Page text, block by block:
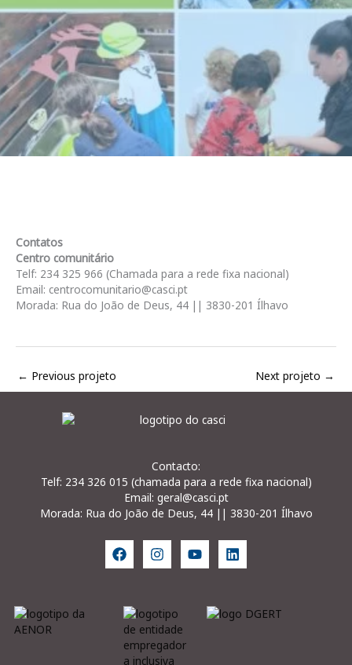
Contatos
Centro comunitário
Telf: 234 325 966 (Chamada para a rede fixa nacional)
Email: centrocomunitario@casci.pt
Morada: Rua do João de Deus, 44 || 3830-201 Ílhavo
← Previous projeto Next projeto →
Contacto:
Telf: 234 326 015 (chamada para a rede fixa nacional)
Email: geral@casci.pt
Morada: Rua do João de Deus, 44 || 3830-201 Ílhavo